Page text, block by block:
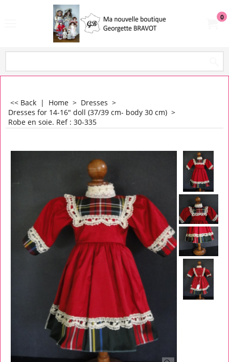
0
<< Back | Home > Dresses >
Dresses for 14-16" doll (37/39 cm- body 30 cm) >
Robe en soie. Ref : 30-335